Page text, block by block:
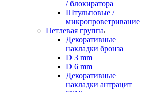
/ блокиратора
Штульповые /
микропроветривание
Петлевая группа
Декоративные
накладки бронза
D 3 mm
D 6 mm
Декоративные
накладки антрацит